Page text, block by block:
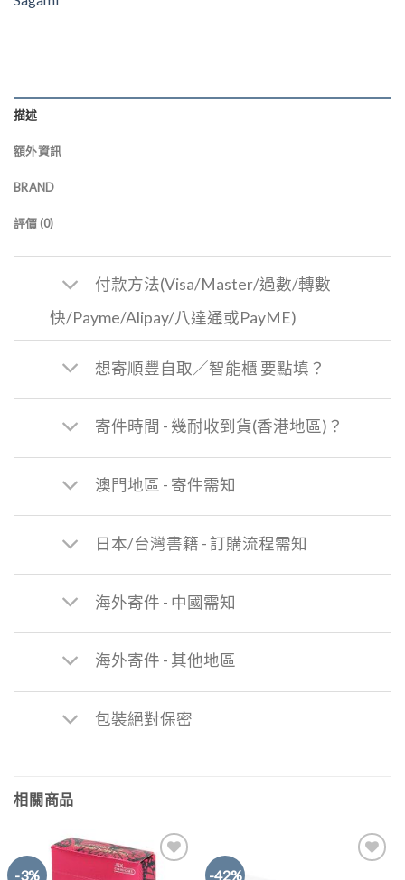
描述
額外資訊
BRAND
評價 (0)
付款方法(Visa/Master/過數/轉數
快/Payme/Alipay/八達通或PayME)
想寄順豐自取／智能櫃 要點填？
寄件時間 - 幾耐收到貨(香港地區)？
澳門地區 - 寄件需知
日本/台灣書籍 - 訂購流程需知
海外寄件 - 中國需知
海外寄件 - 其他地區
包裝絕對保密
相關商品
-3% -42%